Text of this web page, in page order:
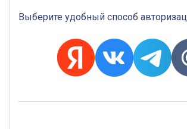
Выберите удобный способ